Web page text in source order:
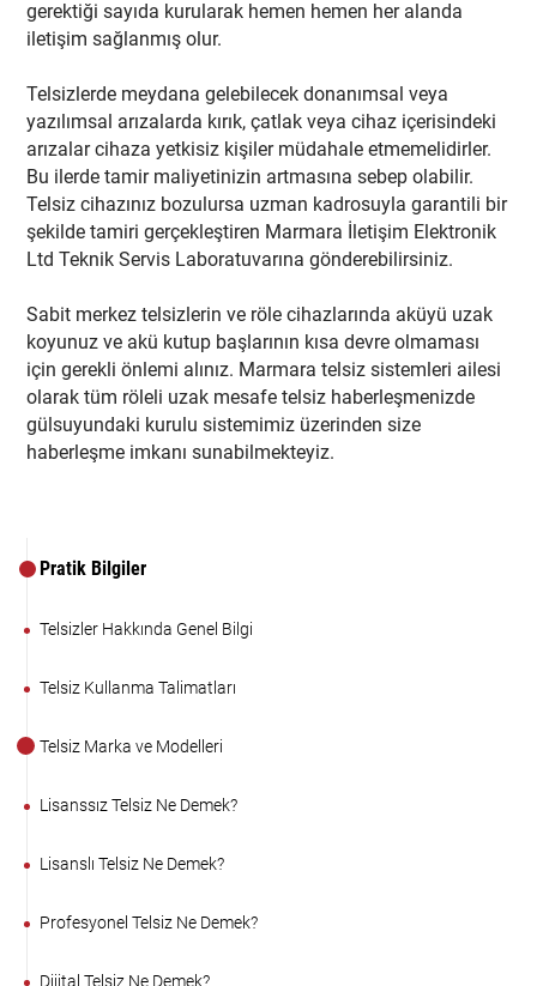
Pratik Bilgiler
Telsizler Hakkında Genel Bilgi
Telsiz Kullanma Talimatları
Telsiz Marka ve Modelleri
Lisanssız Telsiz Ne Demek?
Lisanslı Telsiz Ne Demek?
Profesyonel Telsiz Ne Demek?
Dijital Telsiz Ne Demek?
gerektiği sayıda kurularak hemen hemen her alanda
iletişim sağlanmış olur.
Telsizlerde meydana gelebilecek donanımsal veya
yazılımsal arızalarda kırık, çatlak veya cihaz içerisindeki
arızalar cihaza yetkisiz kişiler müdahale etmemelidirler.
Bu ilerde tamir maliyetinizin artmasına sebep olabilir.
Telsiz cihazınız bozulursa uzman kadrosuyla garantili bir
şekilde tamiri gerçekleştiren Marmara İletişim Elektronik
Ltd Teknik Servis Laboratuvarına gönderebilirsiniz.
Sabit merkez telsizlerin ve röle cihazlarında aküyü uzak
koyunuz ve akü kutup başlarının kısa devre olmaması
için gerekli önlemi alınız. Marmara telsiz sistemleri ailesi
olarak tüm röleli uzak mesafe telsiz haberleşmenizde
gülsuyundaki kurulu sistemimiz üzerinden size
haberleşme imkanı sunabilmekteyiz.